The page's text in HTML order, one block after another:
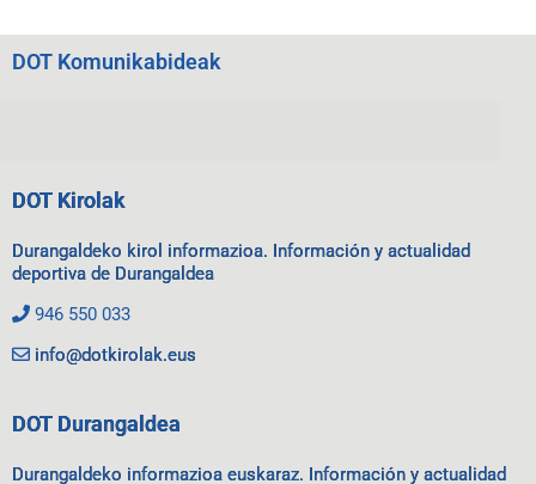
DOT Komunikabideak
DOT Kirolak
Durangaldeko kirol informazioa. Información y actualidad
deportiva de Durangaldea
946 550 033
info@dotkirolak.eus
DOT Durangaldea
Durangaldeko informazioa euskaraz. Información y actualidad